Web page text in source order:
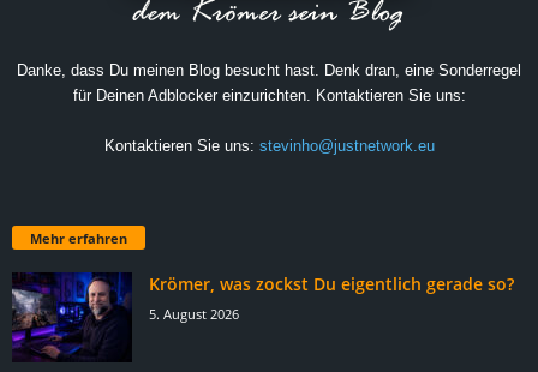
Danke, dass Du meinen Blog besucht hast. Denk dran, eine Sonderregel
für Deinen Adblocker einzurichten. Kontaktieren Sie uns:
Kontaktieren Sie uns: stevinho@justnetwork.eu
Mehr erfahren
Krömer, was zockst Du eigentlich gerade so?
5. August 2026